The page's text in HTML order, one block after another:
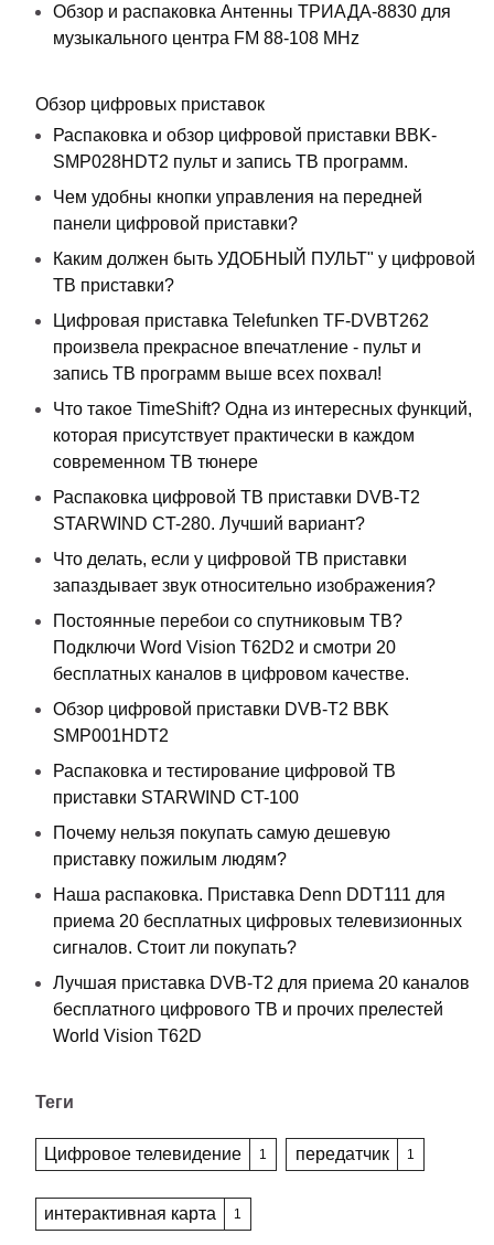
Обзор и распаковка Антенны ТРИАДА-8830 для
музыкального центра FM 88-108 MHz
Обзор цифровых приставок
Распаковка и обзор цифровой приставки BBK-
SMP028HDT2 пульт и запись ТВ программ.
Чем удобны кнопки управления на передней
панели цифровой приставки?
Каким должен быть УДОБНЫЙ ПУЛЬТ" у цифровой
ТВ приставки?
Цифровая приставка Telefunken TF-DVBT262
произвела прекрасное впечатление - пульт и
запись ТВ программ выше всех похвал!
Что такое TimeShift? Одна из интересных функций,
которая присутствует практически в каждом
современном ТВ тюнере
Распаковка цифровой ТВ приставки DVB-T2
STARWIND CT-280. Лучший вариант?
Что делать, если у цифровой ТВ приставки
запаздывает звук относительно изображения?
Постоянные перебои со спутниковым ТВ?
Подключи Word Vision T62D2 и смотри 20
бесплатных каналов в цифровом качестве.
Обзор цифровой приставки DVB-T2 BBK
SMP001HDT2
Распаковка и тестирование цифровой ТВ
приставки STARWIND CT-100
Почему нельзя покупать самую дешевую
приставку пожилым людям?
Наша распаковка. Приставка Denn DDT111 для
приема 20 бесплатных цифровых телевизионных
сигналов. Стоит ли покупать?
Лучшая приставка DVB-T2 для приема 20 каналов
бесплатного цифрового ТВ и прочих прелестей
World Vision T62D
Теги
Цифровое телевидение 1 передатчик 1
интерактивная карта 1